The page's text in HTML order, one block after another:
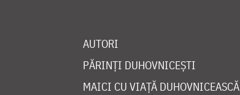
AUTORI
PĂRINȚI DUHOVNICEȘTI
MAICI CU VIAȚĂ DUHOVNICEASCĂ